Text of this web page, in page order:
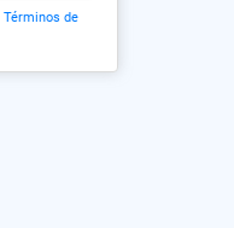
Términos de